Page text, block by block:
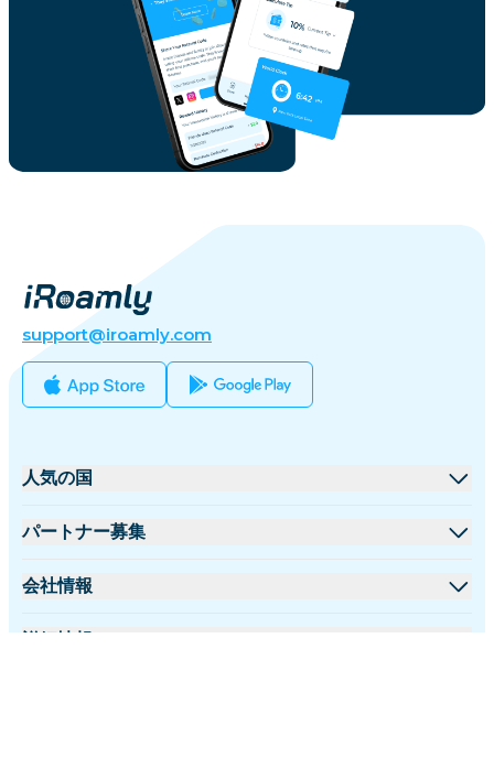
support@iroamly.com
人気の国
アメリカ合衆国
パートナー募集
卸売プラットフォーム
会社情報
iRoamlyについて